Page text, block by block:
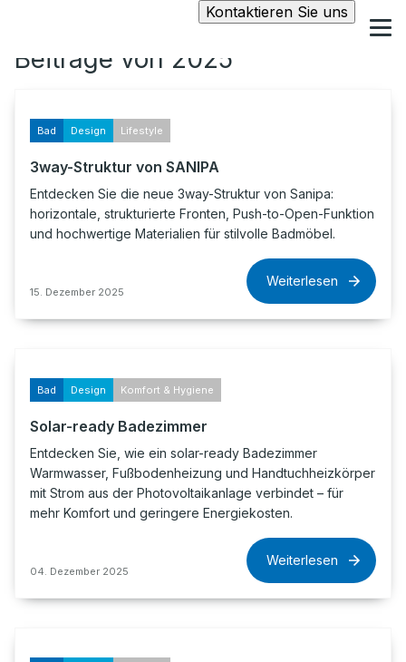
Kontaktieren Sie uns
Beiträge von 2025
Bad Design Lifestyle
3way-Struktur von SANIPA
Entdecken Sie die neue 3way-Struktur von Sanipa:
horizontale, strukturierte Fronten, Push-to-Open-Funktion
und hochwertige Materialien für stilvolle Badmöbel.
15. Dezember 2025
Weiterlesen
Bad Design Komfort & Hygiene
Solar-ready Badezimmer
Entdecken Sie, wie ein solar-ready Badezimmer
Warmwasser, Fußbodenheizung und Handtuchheizkörper
mit Strom aus der Photovoltaikanlage verbindet – für
mehr Komfort und geringere Energiekosten.
04. Dezember 2025
Weiterlesen